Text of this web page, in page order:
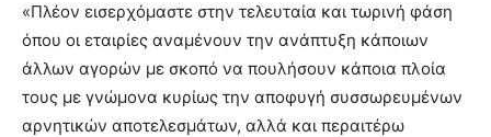
«Πλέον εισερχόμαστε στην τελευταία και τωρινή φάση
όπου οι εταιρίες αναμένουν την ανάπτυξη κάποιων
άλλων αγορών με σκοπό να πουλήσουν κάποια πλοία
τους με γνώμονα κυρίως την αποφυγή συσσωρευμένων
αρνητικών αποτελεσμάτων, αλλά και περαιτέρω